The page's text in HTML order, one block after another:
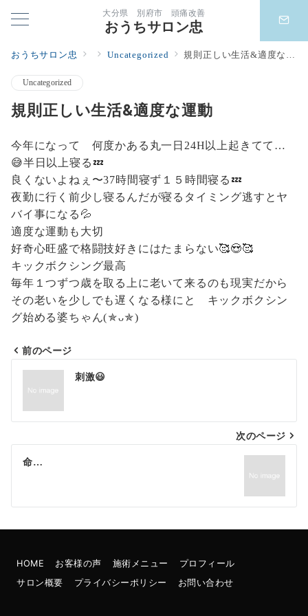
大分県 別府市 頭痛改善
おうちサロン忠
おうちサロン忠 Uncategorized 規則正しい生活&適度な運動
Uncategorized
規則正しい生活&適度な運動
今年になって 何度かある丸一日24H以上起きてて…
😅半日以上寝る💤
良くないよねぇ〜37時間寝ず１５時間寝る💤
夜勤に行く前少し寝るんだが寝るタイミング逃すとヤ
バイ事になる💦
適度な運動も大切
好奇心旺盛で格闘技好きにはたまらない🥰😍🥰
キックボクシング最高
毎年１つずつ歳を取る上に老いて来るのも現実だから
その老いを少しでも遅くなる様にと キックボクシン
グ始める婆ちゃん(⁠✯⁠ᴗ⁠✯⁠)
投
ナ
ビ
ゲ
シ
ョ
ン
前のページ
刺激😃
次のページ
命…
HOME お客様の声 施術メニュー
プロフィール
サロン概要
プライバシーポリシー お問い合わせ